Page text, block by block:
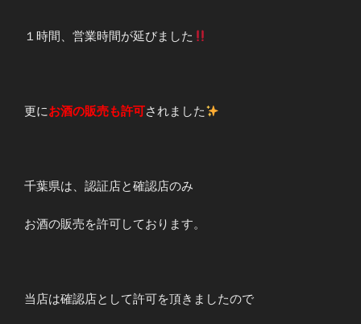
１時間、営業時間が延びました
更にお酒の販売も許可されました
千葉県は、認証店と確認店のみ
お酒の販売を許可しております。
当店は確認店として許可を頂きましたので